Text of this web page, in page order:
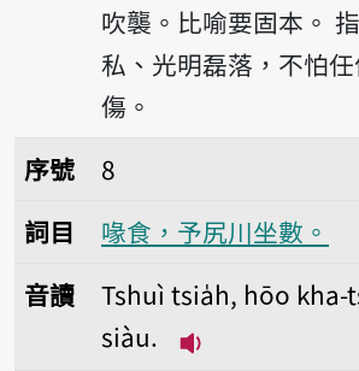
吹襲。比喻要固本。
私、光明磊落，不怕
傷。
序號8喙食，予尻川坐數。
序號
8
詞目
喙食，予尻川坐數。
音讀
Tshuì tsia̍h, hōo kha-
siàu.